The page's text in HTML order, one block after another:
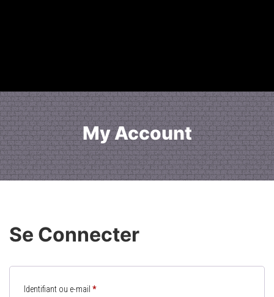
My Account
Se Connecter
Identifiant ou e-mail *Obligatoire